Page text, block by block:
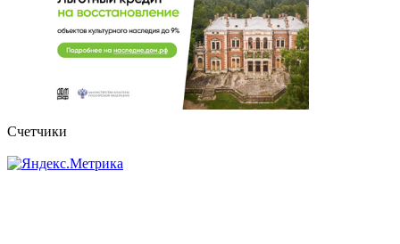
Счетчики